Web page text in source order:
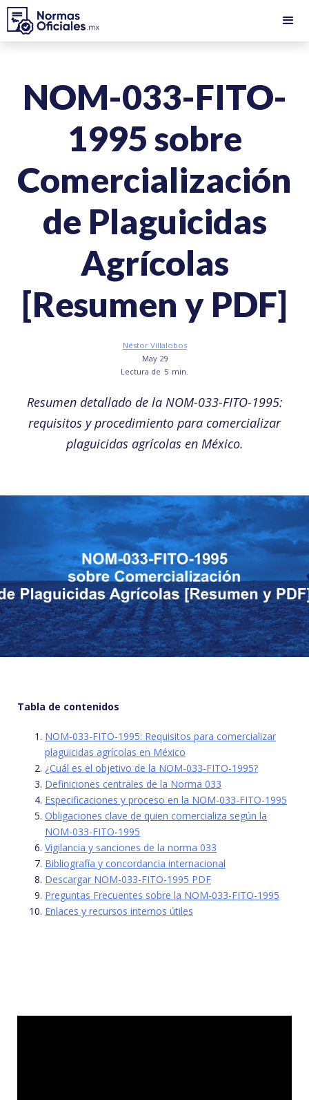
NOM-033-FITO-
1995 sobre
Comercialización
de Plaguicidas
Agrícolas
[Resumen y PDF]
Néstor Villalobos
May 29
Lectura de 5 min.
Resumen detallado de la NOM-033-FITO-1995:
requisitos y procedimiento para comercializar
plaguicidas agrícolas en México.
Tabla de contenidos
NOM-033-FITO-1995: Requisitos para comercializar
plaguicidas agrícolas en México
¿Cuál es el objetivo de la NOM-033-FITO-1995?
Definiciones centrales de la Norma 033
Especificaciones y proceso en la NOM-033-FITO-1995
Obligaciones clave de quien comercializa según la
NOM-033-FITO-1995
Vigilancia y sanciones de la norma 033
Bibliografía y concordancia internacional
Descargar NOM-033-FITO-1995 PDF
Preguntas Frecuentes sobre la NOM-033-FITO-1995
Enlaces y recursos internos útiles